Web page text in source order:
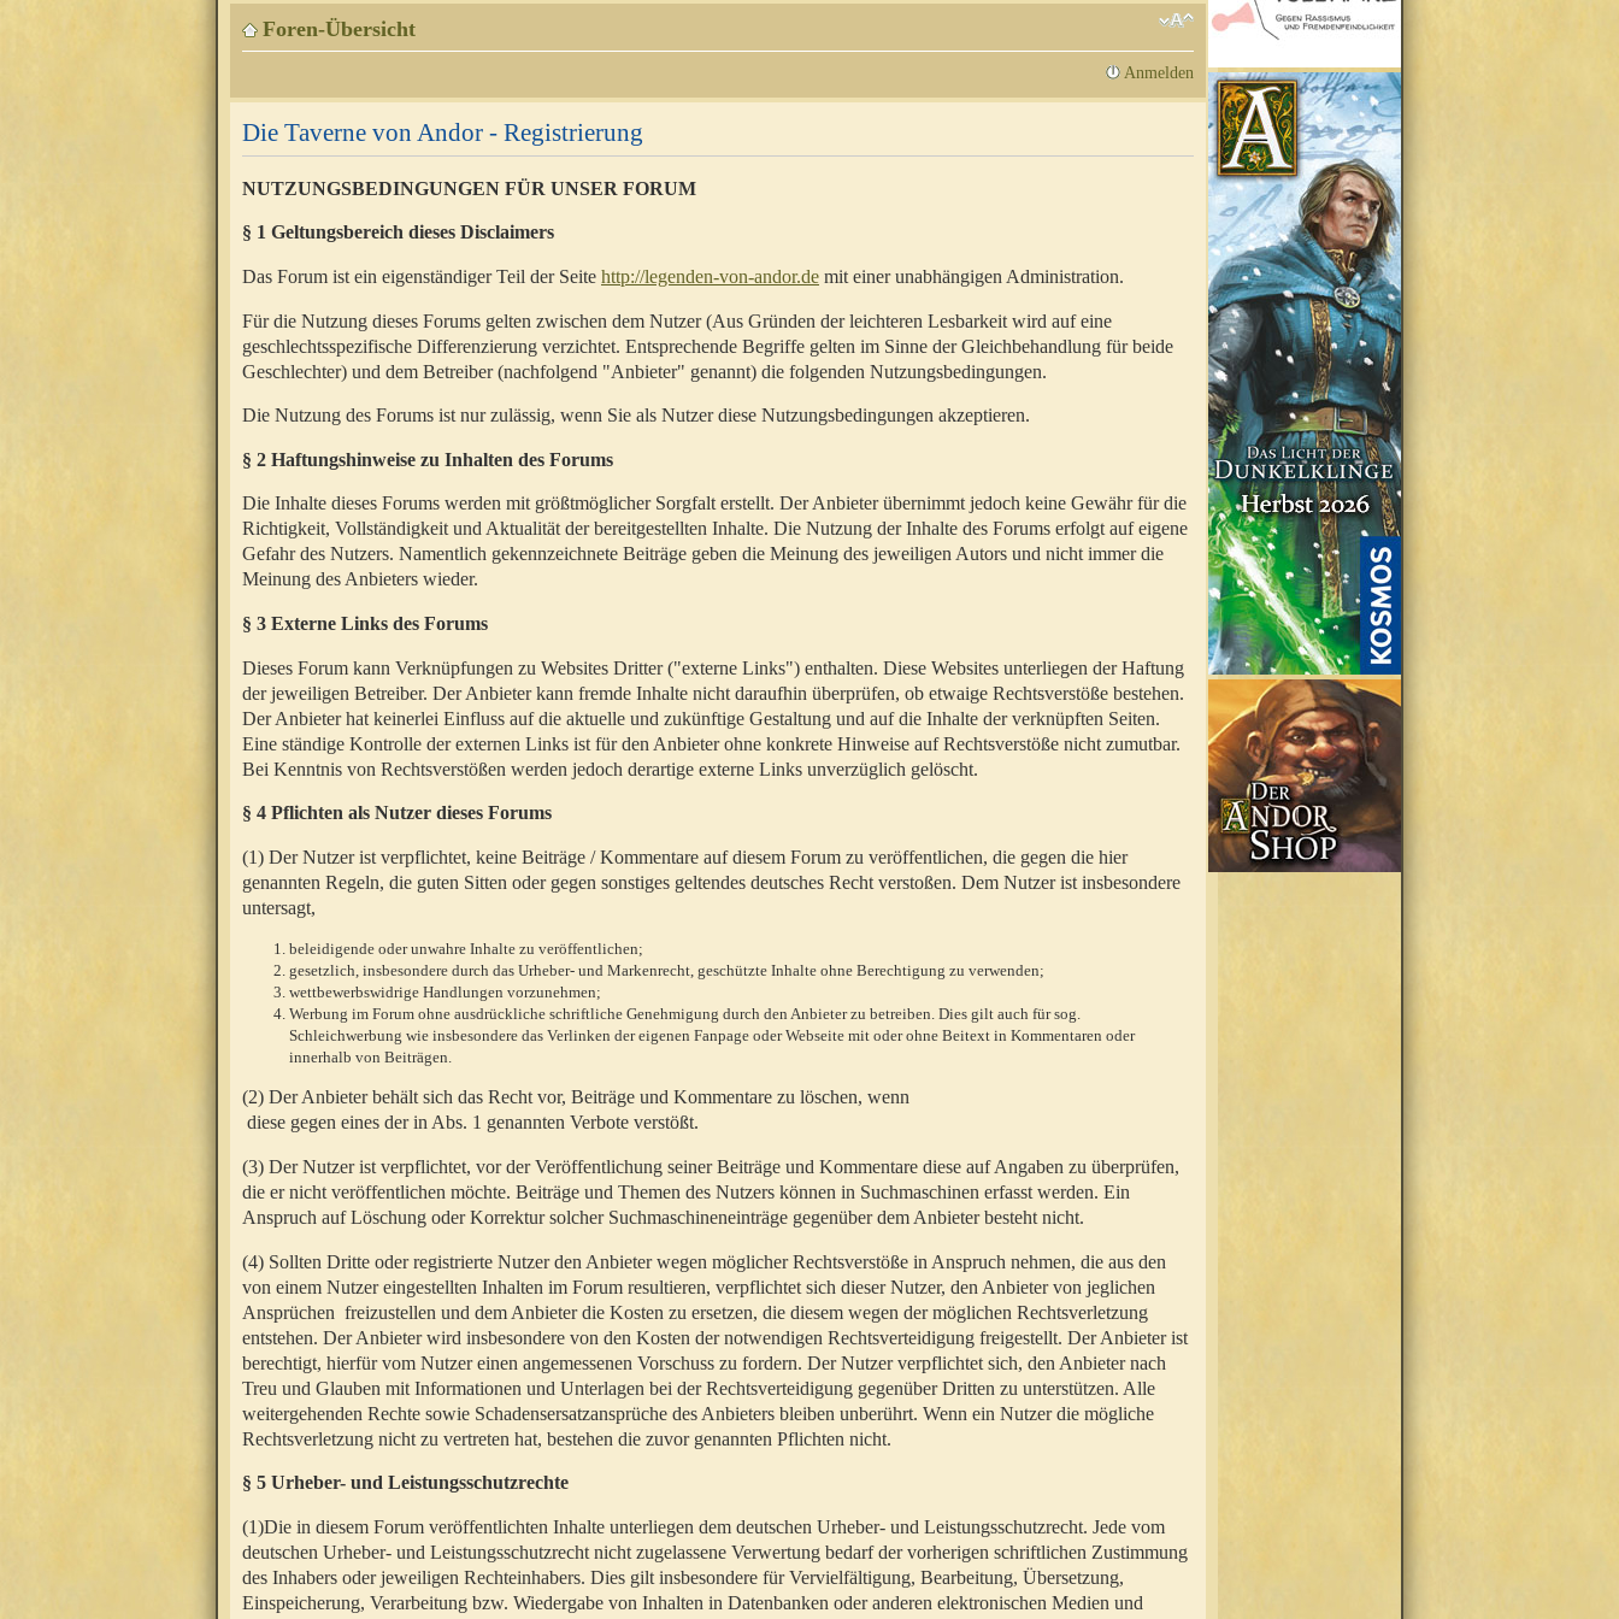
Foren-Übersicht
Anmelden
Die Taverne von Andor - Registrierung
NUTZUNGSBEDINGUNGEN FÜR UNSER FORUM
§ 1 Geltungsbereich dieses Disclaimers
Das Forum ist ein eigenständiger Teil der Seite http://legenden-von-andor.de mit einer unabhängigen Administration.
Für die Nutzung dieses Forums gelten zwischen dem Nutzer (Aus Gründen der leichteren Lesbarkeit wird auf eine
geschlechtsspezifische Differenzierung verzichtet. Entsprechende Begriffe gelten im Sinne der Gleichbehandlung für beide
Geschlechter) und dem Betreiber (nachfolgend "Anbieter" genannt) die folgenden Nutzungsbedingungen.
Die Nutzung des Forums ist nur zulässig, wenn Sie als Nutzer diese Nutzungsbedingungen akzeptieren.
§ 2 Haftungshinweise zu Inhalten des Forums
Die Inhalte dieses Forums werden mit größtmöglicher Sorgfalt erstellt. Der Anbieter übernimmt jedoch keine Gewähr für die
Richtigkeit, Vollständigkeit und Aktualität der bereitgestellten Inhalte. Die Nutzung der Inhalte des Forums erfolgt auf eigene
Gefahr des Nutzers. Namentlich gekennzeichnete Beiträge geben die Meinung des jeweiligen Autors und nicht immer die
Meinung des Anbieters wieder.
§ 3 Externe Links des Forums
Dieses Forum kann Verknüpfungen zu Websites Dritter ("externe Links") enthalten. Diese Websites unterliegen der Haftung
der jeweiligen Betreiber. Der Anbieter kann fremde Inhalte nicht daraufhin überprüfen, ob etwaige Rechtsverstöße bestehen.
Der Anbieter hat keinerlei Einfluss auf die aktuelle und zukünftige Gestaltung und auf die Inhalte der verknüpften Seiten.
Eine ständige Kontrolle der externen Links ist für den Anbieter ohne konkrete Hinweise auf Rechtsverstöße nicht zumutbar.
Bei Kenntnis von Rechtsverstößen werden jedoch derartige externe Links unverzüglich gelöscht.
§ 4 Pflichten als Nutzer dieses Forums
(1) Der Nutzer ist verpflichtet, keine Beiträge / Kommentare auf diesem Forum zu veröffentlichen, die gegen die hier
genannten Regeln, die guten Sitten oder gegen sonstiges geltendes deutsches Recht verstoßen. Dem Nutzer ist insbesondere
untersagt,
beleidigende oder unwahre Inhalte zu veröffentlichen;
gesetzlich, insbesondere durch das Urheber- und Markenrecht, geschützte Inhalte ohne Berechtigung zu verwenden;
wettbewerbswidrige Handlungen vorzunehmen;
Werbung im Forum ohne ausdrückliche schriftliche Genehmigung durch den Anbieter zu betreiben. Dies gilt auch für sog.
Schleichwerbung wie insbesondere das Verlinken der eigenen Fanpage oder Webseite mit oder ohne Beitext in Kommentaren oder
innerhalb von Beiträgen.
(2) Der Anbieter behält sich das Recht vor, Beiträge und Kommentare zu löschen, wenn
diese gegen eines der in Abs. 1 genannten Verbote verstößt.
(3) Der Nutzer ist verpflichtet, vor der Veröffentlichung seiner Beiträge und Kommentare diese auf Angaben zu überprüfen,
die er nicht veröffentlichen möchte. Beiträge und Themen des Nutzers können in Suchmaschinen erfasst werden. Ein
Anspruch auf Löschung oder Korrektur solcher Suchmaschineneinträge gegenüber dem Anbieter besteht nicht.
(4) Sollten Dritte oder registrierte Nutzer den Anbieter wegen möglicher Rechtsverstöße in Anspruch nehmen, die aus den
von einem Nutzer eingestellten Inhalten im Forum resultieren, verpflichtet sich dieser Nutzer, den Anbieter von jeglichen
Ansprüchen freizustellen und dem Anbieter die Kosten zu ersetzen, die diesem wegen der möglichen Rechtsverletzung
entstehen. Der Anbieter wird insbesondere von den Kosten der notwendigen Rechtsverteidigung freigestellt. Der Anbieter ist
berechtigt, hierfür vom Nutzer einen angemessenen Vorschuss zu fordern. Der Nutzer verpflichtet sich, den Anbieter nach
Treu und Glauben mit Informationen und Unterlagen bei der Rechtsverteidigung gegenüber Dritten zu unterstützen. Alle
weitergehenden Rechte sowie Schadensersatzansprüche des Anbieters bleiben unberührt. Wenn ein Nutzer die mögliche
Rechtsverletzung nicht zu vertreten hat, bestehen die zuvor genannten Pflichten nicht.
§ 5 Urheber- und Leistungsschutzrechte
(1)Die in diesem Forum veröffentlichten Inhalte unterliegen dem deutschen Urheber- und Leistungsschutzrecht. Jede vom
deutschen Urheber- und Leistungsschutzrecht nicht zugelassene Verwertung bedarf der vorherigen schriftlichen Zustimmung
des Inhabers oder jeweiligen Rechteinhabers. Dies gilt insbesondere für Vervielfältigung, Bearbeitung, Übersetzung,
Einspeicherung, Verarbeitung bzw. Wiedergabe von Inhalten in Datenbanken oder anderen elektronischen Medien und